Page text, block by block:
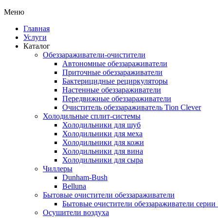
Меню
Главная
Услуги
Каталог
Обеззараживатели-очистители
Автономные обеззараживатели
Приточные обеззараживатели
Бактерицидные рециркуляторы
Настенные обеззараживатели
Передвижные обеззараживатели
Очиститель обеззараживатель Tion Clever
Холодильные сплит-системы
Холодильники для шуб
Холодильники для меха
Холодильники для кожи
Холодильники для вина
Холодильники для сыра
Чиллеры
Dunham-Bush
Belluna
Бытовые очистители обеззараживатели
Бытовые очистители обеззараживатели серии
Осушители воздуха